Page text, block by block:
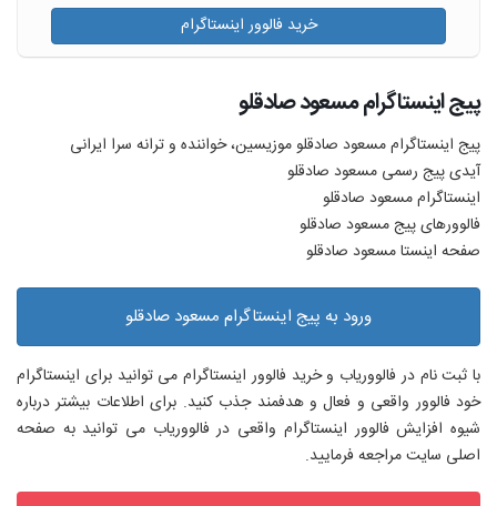
خرید فالوور اینستاگرام
پیج اینستاگرام مسعود صادقلو
پیج اینستاگرام مسعود صادقلو موزیسین، خواننده و ترانه سرا ایرانی
آیدی پیج رسمی مسعود صادقلو
اینستاگرام مسعود صادقلو
فالوورهای پیج مسعود صادقلو
صفحه اینستا مسعود صادقلو
ورود به پیج اینستاگرام مسعود صادقلو
با ثبت نام در فالووریاب و خرید فالوور اینستاگرام می توانید برای اینستاگرام
خود فالوور واقعی و فعال و هدفمند جذب کنید. برای اطلاعات بیشتر درباره
شیوه افزایش فالوور اینستاگرام واقعی در فالووریاب می توانید به صفحه
اصلی سایت مراجعه فرمایید.